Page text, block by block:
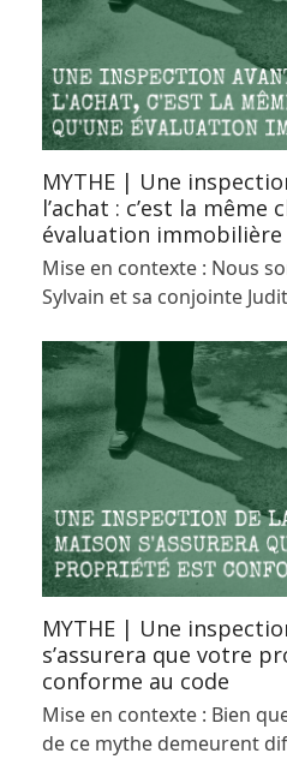
MYTHE | Une
l’achat : c’est la même
évaluation immobilière
Mise en contexte : Nous
Sylvain et sa conjointe
MYTHE | Une
s’assurera que votre
conforme au code
Mise en contexte : Bien
de ce mythe demeurent